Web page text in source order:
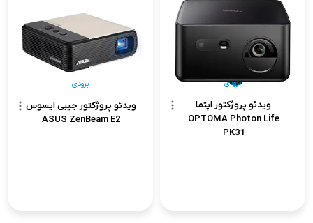
ویدئو پروژکتور اپتما
OPTOMA Photon Life
PK31
بزودی
ویدئو پروژکتور جیبی ایسوس
ASUS ZenBeam E2
بزودی